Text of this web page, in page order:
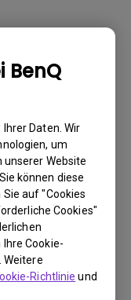
BenQ
Daten. Wir
um
unserer Website
können diese
auf "Cookies
Cookies"
Cookie-
Weitere
Richtlinie und
über ein
externen
für
Gibt es